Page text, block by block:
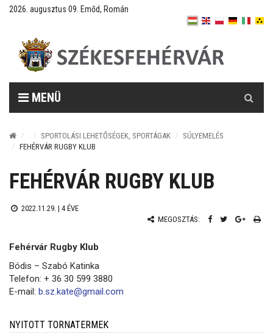
2026. augusztus 09. Emőd, Román
MENÜ
SPORTOLÁSI LEHETŐSÉGEK, SPORTÁGAK
SÚLYEMELÉS
FEHÉRVÁR RUGBY KLUB
FEHÉRVÁR RUGBY KLUB
2022.11.29. | 4 ÉVE
MEGOSZTÁS:
Fehérvár Rugby Klub
Bódis – Szabó Katinka
Telefon: + 36 30 599 3880
E-mail: b.sz.kate@gmail.com
NYITOTT TORNATERMEK